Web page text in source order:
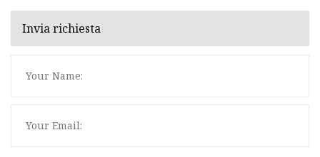
Invia richiesta